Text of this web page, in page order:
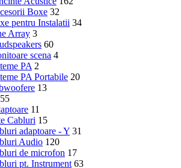
Boxe 32
pentru Instalatii 34
Array 3
60
scena 4
PA 2
PA Portabile 20
13
11
Cabluri 15
adaptoare - Y 31
Audio 120
de microfon 17
pt. Instrument 63